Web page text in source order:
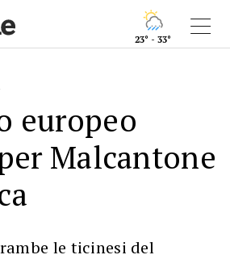
23° - 33°
europeo
Malcantone
le ticinesi del